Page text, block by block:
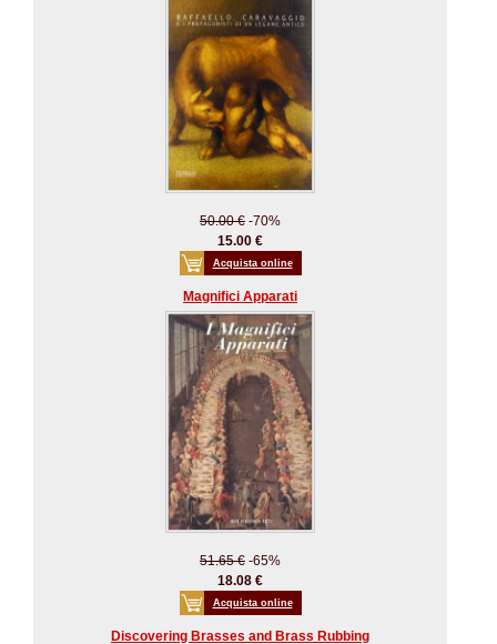
50.00 € -70%
15.00 €
Acquista online
Magnifici Apparati
51.65 € -65%
18.08 €
Acquista online
Discovering Brasses and Brass Rubbing